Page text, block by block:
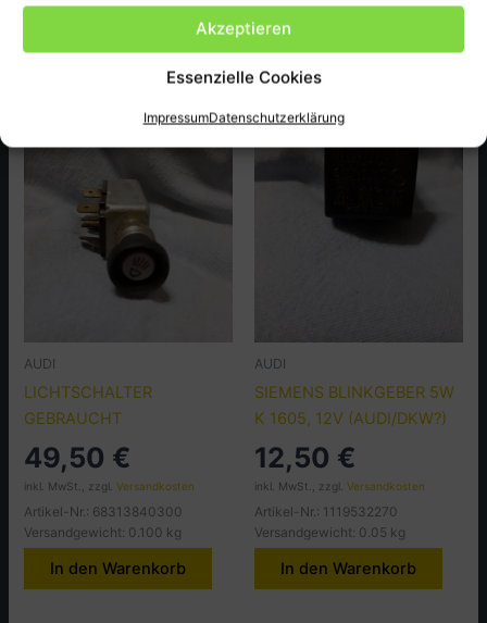
Akzeptieren
Essenzielle Cookies
ImpressumDatenschutzerklärung
Versandgewicht: 1 kg
AUDI
LICHTSCHALTER
GEBRAUCHT
49,50 €
inkl. MwSt., zzgl.Versandkosten
Artikel-Nr.: 68313840300
Versandgewicht: 0.100 kg
In den Warenkorb
AUDI
SIEMENS BLINKGEBER 5W
K 1605, 12V (AUDI/DKW?)
12,50 €
inkl. MwSt., zzgl. Versandkosten
Artikel-Nr.: 1119532270
Versandgewicht: 0.05 kg
In den Warenkorb